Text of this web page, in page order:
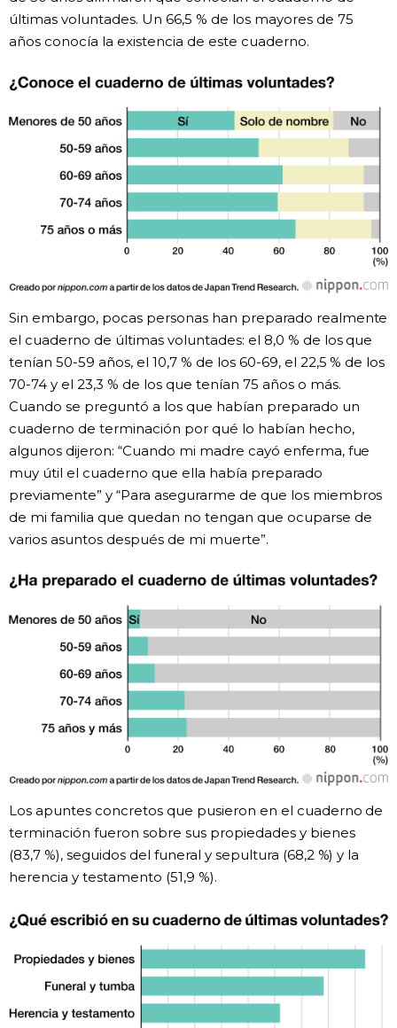
Avisos
últimas voluntades. Un 66,5 % de los mayores de 75
años conocía la existencia de este cuaderno.
Sin embargo, pocas personas han preparado realmente
el cuaderno de últimas voluntades: el 8,0 % de los que
tenían 50-59 años, el 10,7 % de los 60-69, el 22,5 % de los
70-74 y el 23,3 % de los que tenían 75 años o más.
Cuando se preguntó a los que habían preparado un
cuaderno de terminación por qué lo habían hecho,
algunos dijeron: “Cuando mi madre cayó enferma, fue
muy útil el cuaderno que ella había preparado
previamente” y “Para asegurarme de que los miembros
de mi familia que quedan no tengan que ocuparse de
varios asuntos después de mi muerte”.
Los apuntes concretos que pusieron en el cuaderno de
terminación fueron sobre sus propiedades y bienes
(83,7 %), seguidos del funeral y sepultura (68,2 %) y la
herencia y testamento (51,9 %).